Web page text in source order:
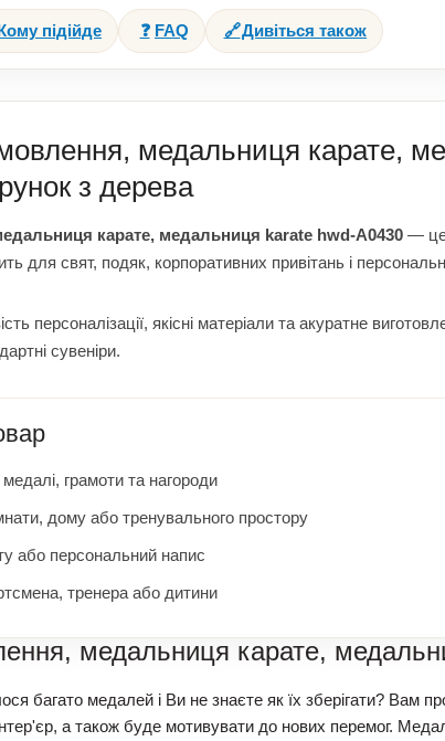
підійде ❓ FAQ 🔗Дивіться також
медальниця карате,
з дерева
карате, медальниця karate hwd-A0430 — це
для свят, подяк, корпоративних привітань і
персоналізації, якісні матеріали та акуратне
сувеніри.
грамоти та нагороди
дому або тренувального простору
або персональний напис
тренера або дитини
медальниця карате,
багато медалей і Ви не знаєте як їх зберігати?
а також буде мотивувати до нових перемог.